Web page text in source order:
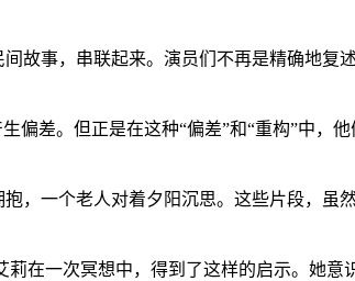
故事，串联起来。演员们不再是精确地复
差。但正是在这种“偏差”和“重构”中，
一个老人对着夕阳沉思。这些片段，虽然
在一次冥想中，得到了这样的启示。她意